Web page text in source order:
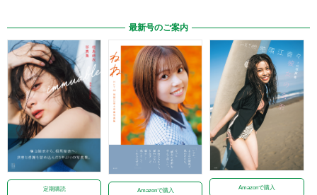
最新号のご案内
定期購読 Amazonで購入
Amazonで購入